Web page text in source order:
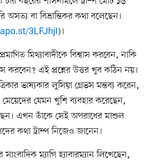
অসত্য বা বিভ্রান্তিকর কথা বলেছেন।
3LFJhjI)।
মিথ্যাবাদীকে বিশ্বাস করবেন, নাকি
করবেন? এই প্রশ্নের উত্তর খুব কঠিন নয়।
ভাষ্যকার লুসিয়া গ্রেভস মন্তব্য করেন,
যেমন খুশি ব্যবহার করেছেন,
এখন তাঁকে সেই অপরাধের মাশুল
কথা ট্রাম্প নিজেও জানেন।
ম্যাগি হ্যাবারম্যান লিখেছেন,